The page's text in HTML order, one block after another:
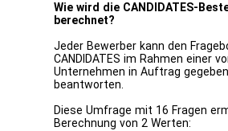
Wie wird die CANDIDATES-
berechnet?
Jeder Bewerber kann den
CANDIDATES im Rahmen einer
Unternehmen in Auftrag
beantworten.
Diese Umfrage mit 16 Fragen
Berechnung von 2 Werten: